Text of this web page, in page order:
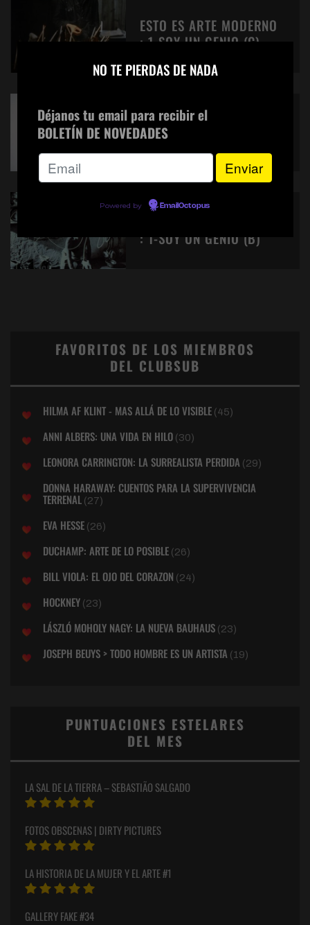
ESTO ES ARTE MODERNO
: 1-SOY UN GENIO (C)
WORK OF ART 3 B
: 1-SOY UN GENIO (B)
FAVORITOS DE LOS MIEMBROS
DEL CLUBSUB
HILMA AF KLINT - MAS ALLÁ DE LO VISIBLE (45)
ANNI ALBERS: UNA VIDA EN HILO (30)
LEONORA CARRINGTON: LA SURREALISTA PERDIDA (29)
DONNA HARAWAY: CUENTOS PARA LA SUPERVIVENCIA
TERRENAL (27)
EVA HESSE (26)
DUCHAMP: ARTE DE LO POSIBLE (26)
BILL VIOLA: EL OJO DEL CORAZON (24)
HOCKNEY (23)
LÁSZLÓ MOHOLY NAGY: LA NUEVA BAUHAUS (23)
JOSEPH BEUYS > TODO HOMBRE ES UN ARTISTA (19)
PUNTUACIONES ESTELARES
DEL MES
LA SAL DE LA TIERRA – SEBASTIÃO SALGADO
FOTOS OBSCENAS | DIRTY PICTURES
LA HISTORIA DE LA MUJER Y EL ARTE #1
GALLERY FAKE #34
NO TE PIERDAS DE NADA
Déjanos tu email para recibir el
BOLETÍN DE NOVEDADES
Powered by EmailOctopus